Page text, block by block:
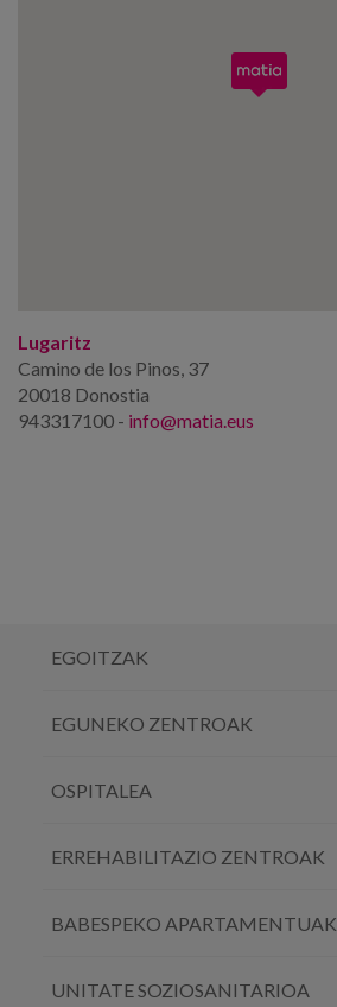
Lugaritz
Camino de los Pinos, 37
20018 Donostia
943317100 - info@matia.eus
EGOITZAK
EGUNEKO ZENTROAK
OSPITALEA
ERREHABILITAZIO ZENTROAK
BABESPEKO APARTAMENTUAK
UNITATE SOZIOSANITARIOA